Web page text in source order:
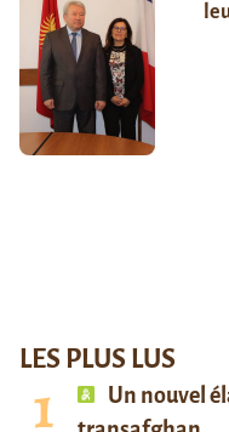
LES PLUS LUS
Un nouvel